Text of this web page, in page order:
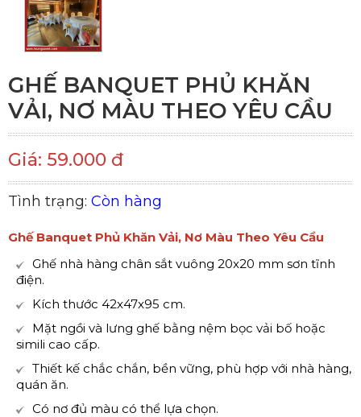
GHẾ BANQUET PHỦ KHĂN
VẢI, NƠ MÀU THEO YÊU CẦU
Giá: 59.000 đ
Tình trạng: Còn hàng
Ghế Banquet Phủ Khăn Vải, Nơ Màu Theo Yêu Cầu
Ghế nhà hàng chân sắt vuông 20x20 mm sơn tĩnh
điện.
Kích thước 42x47x95 cm.
Mặt ngồi và lưng ghế bằng nệm bọc vải bố hoặc
simili cao cấp.
Thiết kế chắc chắn, bền vững, phù hợp với nhà hàng,
quán ăn.
Có nơ đủ màu có thể lựa chọn.